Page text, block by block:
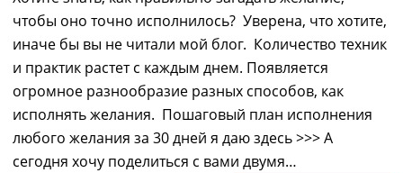
чтобы оно точно исполнилось? Уверена, что хотите,
иначе бы вы не читали мой блог. Количество техник
и практик растет с каждым днем. Появляется
огромное разнообразие разных способов, как
исполнять желания. Пошаговый план исполнения
любого желания за 30 дней я даю здесь >>> А
сегодня хочу поделиться с вами двумя…